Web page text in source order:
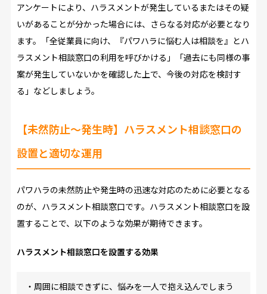
アンケートにより、ハラスメントが発生しているまたはその疑
いがあることが分かった場合には、さらなる対応が必要となり
ます。「全従業員に向け、『パワハラに悩む人は相談を』とハ
ラスメント相談窓口の利用を呼びかける」「過去にも同様の事
案が発生していないかを確認した上で、今後の対応を検討す
る」などしましょう。
【未然防止～発生時】ハラスメント相談窓口の
設置と適切な運用
パワハラの未然防止や発生時の迅速な対応のために必要となる
のが、ハラスメント相談窓口です。ハラスメント相談窓口を設
置することで、以下のような効果が期待できます。
ハラスメント相談窓口を設置する効果
・周囲に相談できずに、悩みを一人で抱え込んでしまう